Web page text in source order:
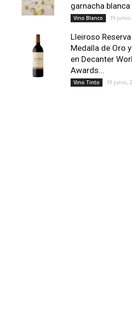
garnacha blanca
Vino Blanco 19 junio,
Lleiroso
Medalla de Oro
en Decanter
Awards...
Vino Tinto 19 junio,